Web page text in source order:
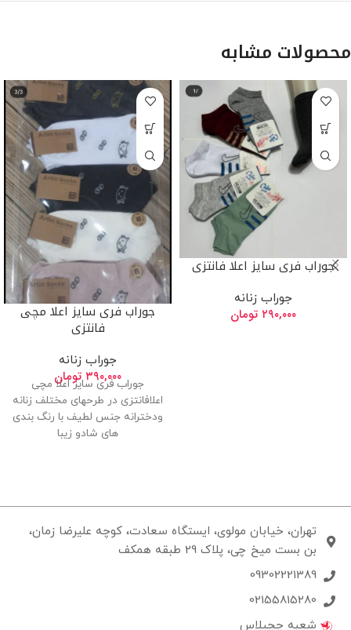
محصولات مشابه
جوراب فری سایز اعلا فانتزی
جوراب زنانه
۲۹۰,۰۰۰ تومان جوراب فری سایز اعلا مچی
فانتزی
جوراب زنانه
۳۹۰,۰۰۰ تومان
جوراب فری سایز اعلا مچی
اعلافانتزی در طرحهای مختلف زنانه
ودخترانه جنس لطیف با رنگ بندی
های شادو زیبا
تهران، خیابان مولوی، ایستگاه سعادت، کوچه علیرضا زمان،
بن بست میخ چی، پلاک 29 طبقه همکف
09302221389
02155815280
شعبه چچیلاس